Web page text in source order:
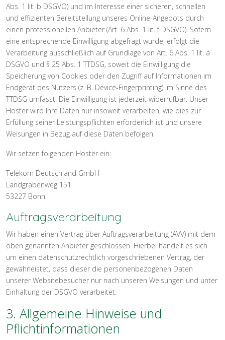
Abs. 1 lit. b DSGVO) und im Interesse einer sicheren, schnellen
und effizienten Bereitstellung unseres Online-Angebots durch
einen professionellen Anbieter (Art. 6 Abs. 1 lit. f DSGVO). Sofern
eine entsprechende Einwilligung abgefragt wurde, erfolgt die
Verarbeitung ausschließlich auf Grundlage von Art. 6 Abs. 1 lit. a
DSGVO und § 25 Abs. 1 TTDSG, soweit die Einwilligung die
Speicherung von Cookies oder den Zugriff auf Informationen im
Endgerät des Nutzers (z. B. Device-Fingerprinting) im Sinne des
TTDSG umfasst. Die Einwilligung ist jederzeit widerrufbar. Unser
Hoster wird Ihre Daten nur insoweit verarbeiten, wie dies zur
Erfüllung seiner Leistungspflichten erforderlich ist und unsere
Weisungen in Bezug auf diese Daten befolgen.
Wir setzen folgenden Hoster ein:
Telekom Deutschland GmbH
Landgrabenweg 151
53227 Bonn
Auftragsverarbeitung
Wir haben einen Vertrag über Auftragsverarbeitung (AVV) mit dem
oben genannten Anbieter geschlossen. Hierbei handelt es sich
um einen datenschutzrechtlich vorgeschriebenen Vertrag, der
gewährleistet, dass dieser die personenbezogenen Daten
unserer Websitebesucher nur nach unseren Weisungen und unter
Einhaltung der DSGVO verarbeitet.
3. Allgemeine Hinweise und
Pflichtinformationen